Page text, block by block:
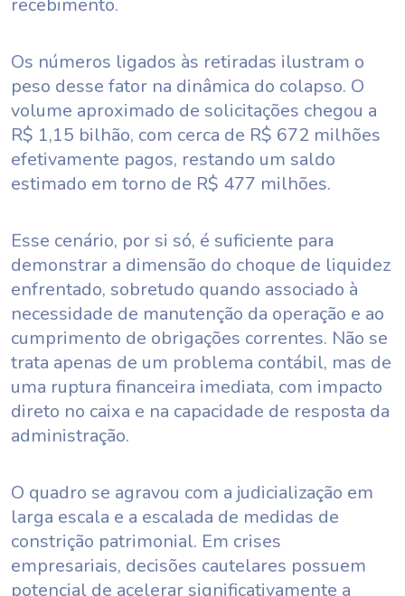
recebimento.
Os números ligados às retiradas ilustram o
peso desse fator na dinâmica do colapso. O
volume aproximado de solicitações chegou a
R$ 1,15 bilhão, com cerca de R$ 672 milhões
efetivamente pagos, restando um saldo
estimado em torno de R$ 477 milhões.
Esse cenário, por si só, é suficiente para
demonstrar a dimensão do choque de liquidez
enfrentado, sobretudo quando associado à
necessidade de manutenção da operação e ao
cumprimento de obrigações correntes. Não se
trata apenas de um problema contábil, mas de
uma ruptura financeira imediata, com impacto
direto no caixa e na capacidade de resposta da
administração.
O quadro se agravou com a judicialização em
larga escala e a escalada de medidas de
constrição patrimonial. Em crises
empresariais, decisões cautelares possuem
potencial de acelerar significativamente a